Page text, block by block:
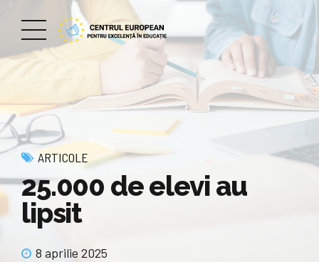
ARTICOLE
25.000 de elevi au
lipsit
8 aprilie 2025